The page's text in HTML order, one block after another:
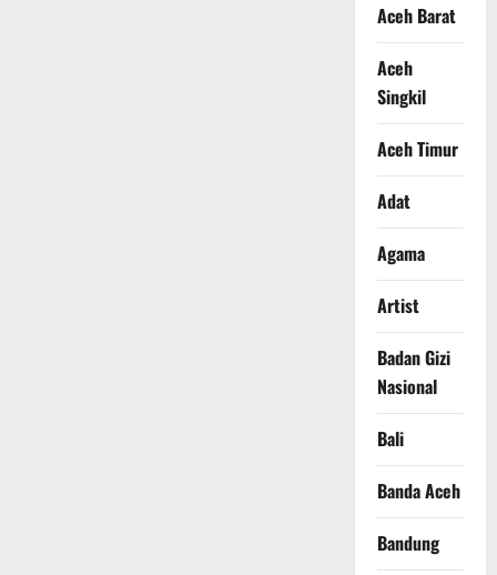
Aceh Barat
Aceh
Singkil
Aceh Timur
Adat
Agama
Artist
Badan Gizi
Nasional
Bali
Banda Aceh
Bandung